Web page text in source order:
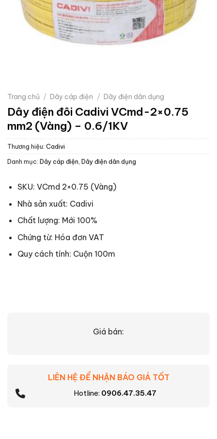
Trang chủ / Dây cáp điện / Dây điện dân dụng
Dây điện đôi Cadivi VCmd-2×0.75
mm2 (Vàng) – 0.6/1KV
Thương hiệu: Cadivi
Danh mục: Dây cáp điện Dây điện dân dụng
SKU: VCmd 2×0.75 (Vàng)
Nhà sản xuất: Cadivi
Chất lượng: Mới 100%
Chứng từ: Hóa đơn VAT
Quy cách tính: Cuộn 100m
Giá bán:
LIÊN HỆ ĐỂ NHẬN BÁO GIÁ TỐT
Hotline: 0906.47.35.47